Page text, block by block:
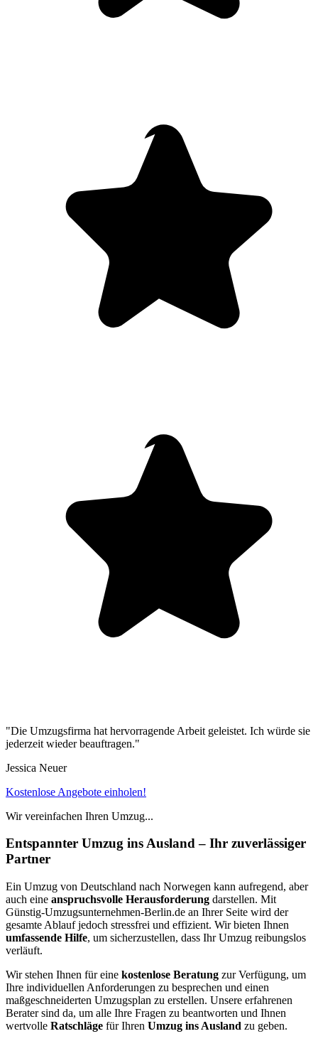
"Die Umzugsfirma hat hervorragende Arbeit geleistet. Ich würde sie
jederzeit wieder beauftragen."
Jessica Neuer
Kostenlose Angebote einholen!
Wir vereinfachen Ihren Umzug...
Entspannter Umzug ins Ausland – Ihr zuverlässiger
Partner
Ein Umzug von Deutschland nach Norwegen kann aufregend, aber
auch eine anspruchsvolle Herausforderung darstellen. Mit
Günstig-Umzugsunternehmen-Berlin.de an Ihrer Seite wird der
gesamte Ablauf jedoch stressfrei und effizient. Wir bieten Ihnen
umfassende Hilfe, um sicherzustellen, dass Ihr Umzug reibungslos
verläuft.
Wir stehen Ihnen für eine kostenlose Beratung zur Verfügung, um
Ihre individuellen Anforderungen zu besprechen und einen
maßgeschneiderten Umzugsplan zu erstellen. Unsere erfahrenen
Berater sind da, um alle Ihre Fragen zu beantworten und Ihnen
wertvolle Ratschläge für Ihren Umzug ins Ausland zu geben.